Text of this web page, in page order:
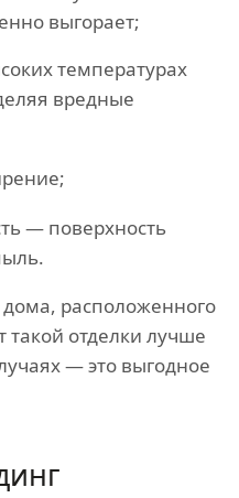
выгорает;
температурах
вредные
— поверхность
расположенного
такой отделки лучше
— это выгодное